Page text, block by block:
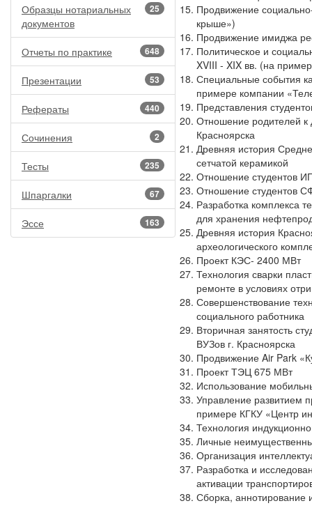
25
Образцы нотариальных
документов
648
Отчеты по практике
53
Презентации
440
Рефераты
2
Сочинения
235
Тесты
67
Шпаргалки
163
Эссе
Продвижение
крыше»)
Продвижение имиджа
Политическое и
XVIII - XIX вв. (на
Специальные события
примере компании
Представления
Отношение родителей
Красноярска
Древняя история
сетчатой керамикой
Отношение студентов
Отношение студентов
Разработка комплекса
для хранения
Древняя история
археологического
Проект КЭС- 2400 МВт
Технология сварки
ремонте в условиях
Совершенствование
социального работника
Вторичная занятость
ВУЗов г. Красноярска
Продвижение Air Park
Проект ТЭЦ 675 МВт
Использование
Управление развитием
примере КГКУ «Центр
Технология
Личные
Организация
Разработка и
активации
Сборка, аннотирование